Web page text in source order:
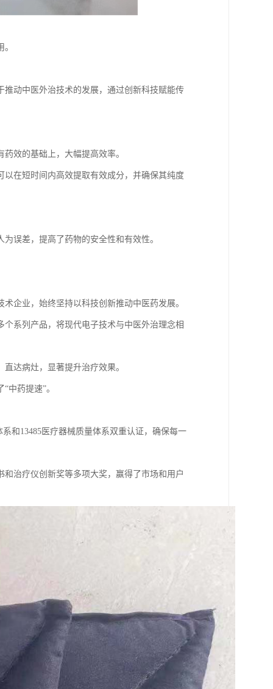
动中医外治技术的发展，通过创新科技赋能传
效的基础上，大幅提高效率。
在短时间内高效提取有效成分，并确保其纯度
误差，提高了药物的安全性和有效性。
企业，始终坚持以科技创新推动中医药发展。
系列产品，将现代电子技术与中医外治理念相
达病灶，显著提升治疗效果。
中药提速”。
和13485医疗器械质量体系双重认证，确保每一
治疗仪创新奖等多项大奖，赢得了市场和用户